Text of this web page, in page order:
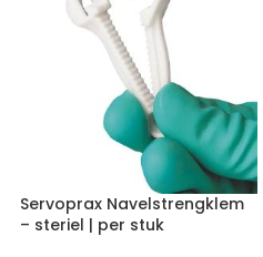
Servoprax Navelstrengklem
– steriel | per stuk